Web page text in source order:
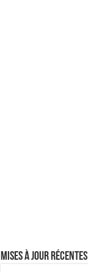
Mises à jour récentes